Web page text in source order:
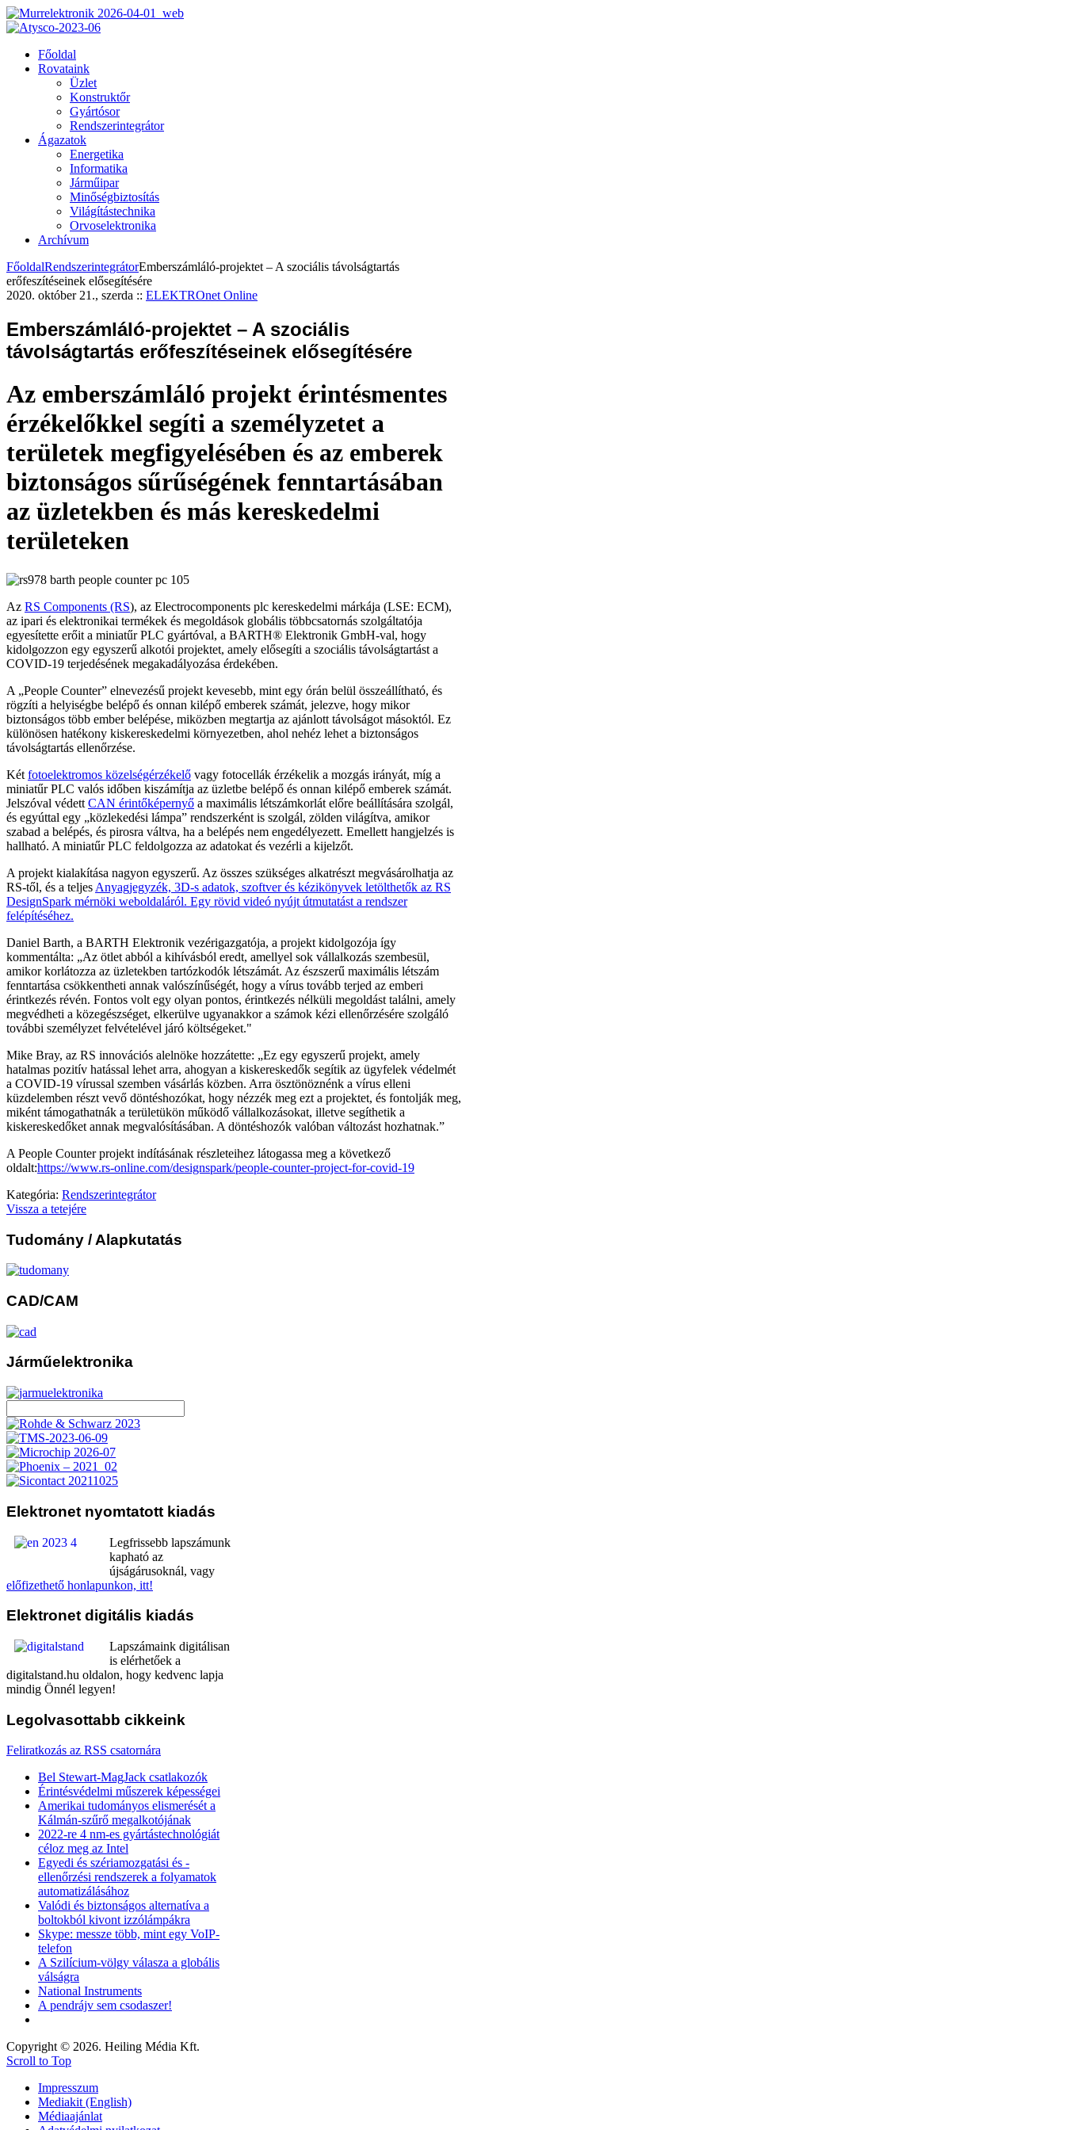
Főoldal
Rovataink
Üzlet
Konstruktőr
Gyártósor
Rendszerintegrátor
Ágazatok
Energetika
Informatika
Járműipar
Minőségbiztosítás
Világítástechnika
Orvoselektronika
Archívum
FőoldalRendszerintegrátorEmberszámláló-projektet – A szociális távolságtartás
erőfeszítéseinek elősegítésére
2020. október 21., szerda :: ELEKTROnet Online
Emberszámláló-projektet – A szociális
távolságtartás erőfeszítéseinek elősegítésére
Az emberszámláló projekt érintésmentes
érzékelőkkel segíti a személyzetet a
területek megfigyelésében és az emberek
biztonságos sűrűségének fenntartásában
az üzletekben és más kereskedelmi
területeken
Az RS Components (RS), az Electrocomponents plc kereskedelmi márkája (LSE: ECM),
az ipari és elektronikai termékek és megoldások globális többcsatornás szolgáltatója
egyesítette erőit a miniatűr PLC gyártóval, a BARTH® Elektronik GmbH-val, hogy
kidolgozzon egy egyszerű alkotói projektet, amely elősegíti a szociális távolságtartást a
COVID-19 terjedésének megakadályozása érdekében.
A „People Counter” elnevezésű projekt kevesebb, mint egy órán belül összeállítható, és
rögzíti a helyiségbe belépő és onnan kilépő emberek számát, jelezve, hogy mikor
biztonságos több ember belépése, miközben megtartja az ajánlott távolságot másoktól. Ez
különösen hatékony kiskereskedelmi környezetben, ahol nehéz lehet a biztonságos
távolságtartás ellenőrzése.
Két fotoelektromos közelségérzékelő vagy fotocellák érzékelik a mozgás irányát, míg a
miniatűr PLC valós időben kiszámítja az üzletbe belépő és onnan kilépő emberek számát.
Jelszóval védett CAN érintőképernyő a maximális létszámkorlát előre beállítására szolgál,
és egyúttal egy „közlekedési lámpa” rendszerként is szolgál, zölden világítva, amikor
szabad a belépés, és pirosra váltva, ha a belépés nem engedélyezett. Emellett hangjelzés is
hallható. A miniatűr PLC feldolgozza az adatokat és vezérli a kijelzőt.
A projekt kialakítása nagyon egyszerű. Az összes szükséges alkatrészt megvásárolhatja az
RS-től, és a teljes Anyagjegyzék, 3D-s adatok, szoftver és kézikönyvek letölthetők az RS
DesignSpark mérnöki weboldaláról. Egy rövid videó nyújt útmutatást a rendszer
felépítéséhez.
Daniel Barth, a BARTH Elektronik vezérigazgatója, a projekt kidolgozója így
kommentálta: „Az ötlet abból a kihívásból eredt, amellyel sok vállalkozás szembesül,
amikor korlátozza az üzletekben tartózkodók létszámát. Az észszerű maximális létszám
fenntartása csökkentheti annak valószínűségét, hogy a vírus tovább terjed az emberi
érintkezés révén. Fontos volt egy olyan pontos, érintkezés nélküli megoldást találni, amely
megvédheti a közegészséget, elkerülve ugyanakkor a számok kézi ellenőrzésére szolgáló
további személyzet felvételével járó költségeket."
Mike Bray, az RS innovációs alelnöke hozzátette: „Ez egy egyszerű projekt, amely
hatalmas pozitív hatással lehet arra, ahogyan a kiskereskedők segítik az ügyfelek védelmét
a COVID-19 vírussal szemben vásárlás közben. Arra ösztönöznénk a vírus elleni
küzdelemben részt vevő döntéshozókat, hogy nézzék meg ezt a projektet, és fontolják meg,
miként támogathatnák a területükön működő vállalkozásokat, illetve segíthetik a
kiskereskedőket annak megvalósításában. A döntéshozók valóban változást hozhatnak.”
A People Counter projekt indításának részleteihez látogassa meg a következő
oldalt:https://www.rs-online.com/designspark/people-counter-project-for-covid-19
Kategória: Rendszerintegrátor
Vissza a tetejére
Tudomány / Alapkutatás
CAD/CAM
Járműelektronika
Elektronet nyomtatott kiadás
Legfrissebb lapszámunk
kapható az
újságárusoknál, vagy
előfizethető honlapunkon, itt!
Elektronet digitális kiadás
Lapszámaink digitálisan
is elérhetőek a
digitalstand.hu oldalon, hogy kedvenc lapja
mindig Önnél legyen!
Legolvasottabb cikkeink
Feliratkozás az RSS csatornára
Bel Stewart-MagJack csatlakozók
Érintésvédelmi műszerek képességei
Amerikai tudományos elismerését a
Kálmán-szűrő megalkotójának
2022-re 4 nm-es gyártástechnológiát
céloz meg az Intel
Egyedi és szériamozgatási és -
ellenőrzési rendszerek a folyamatok
automatizálásához
Valódi és biztonságos alternatíva a
boltokból kivont izzólámpákra
Skype: messze több, mint egy VoIP-
telefon
A Szilícium-völgy válasza a globális
válságra
National Instruments
A pendrájv sem csodaszer!
Copyright © 2026. Heiling Média Kft.
Scroll to Top
Impresszum
Mediakit (English)
Médiaajánlat